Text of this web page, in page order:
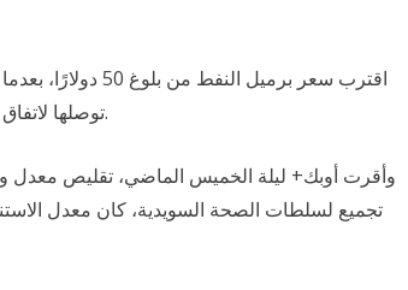
اقترب سعر برميل
توصلها لاتفاق لتقليص معدل خفض إنتاج البترول بداية من العام المقبل.
وأقرت أوبك+ ليلة الخميس الماضي، تقليص معدل